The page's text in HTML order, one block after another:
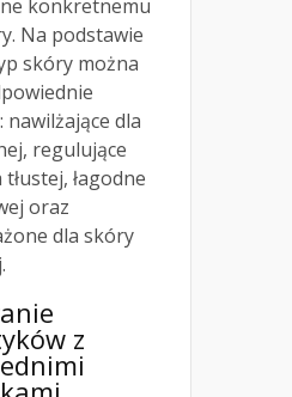
konkretnemu
Na podstawie
skóry można
dla
regulujące
łagodne
oraz
dla skóry
z